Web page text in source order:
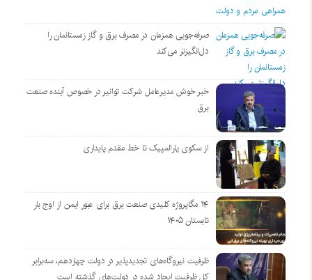
صرفه‌جویی همزمان در مصرف برق و گاز زمستانمان را
دل‌انگیزتر می‌کند
خبر خوش مدیرعامل شرکت توانیر در خصوص آینده صنعت
برق
از سکوی پارالمپیک تا خط مقدم پایداری
۱۴ مگاپروژه‌ کلیدی صنعت برق برای عبور ایمن از اوج بار
تابستان ۱۴۰۵
ظرفیت نیروگاه‌های تجدیدپذیر در دولت چهاردهم، سه‌برابر
کل ظرفیت ایجاد شده در دولت‌های گذشته است